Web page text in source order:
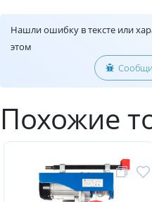
Нашли ошибку в тексте или
этом
Похожие